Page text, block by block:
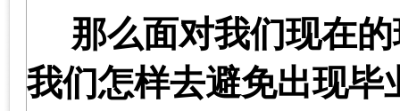
那么面对我们现在
我们怎样去避免出现